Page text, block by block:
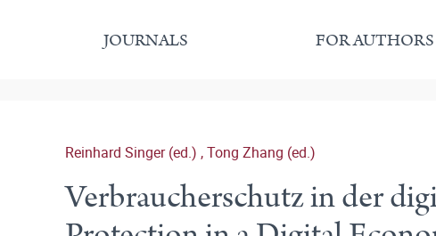
JOURNALS FOR AUTHORS
Reinhard Singer (ed.) ,Tong Zhang (ed.)
Verbraucherschutz in der